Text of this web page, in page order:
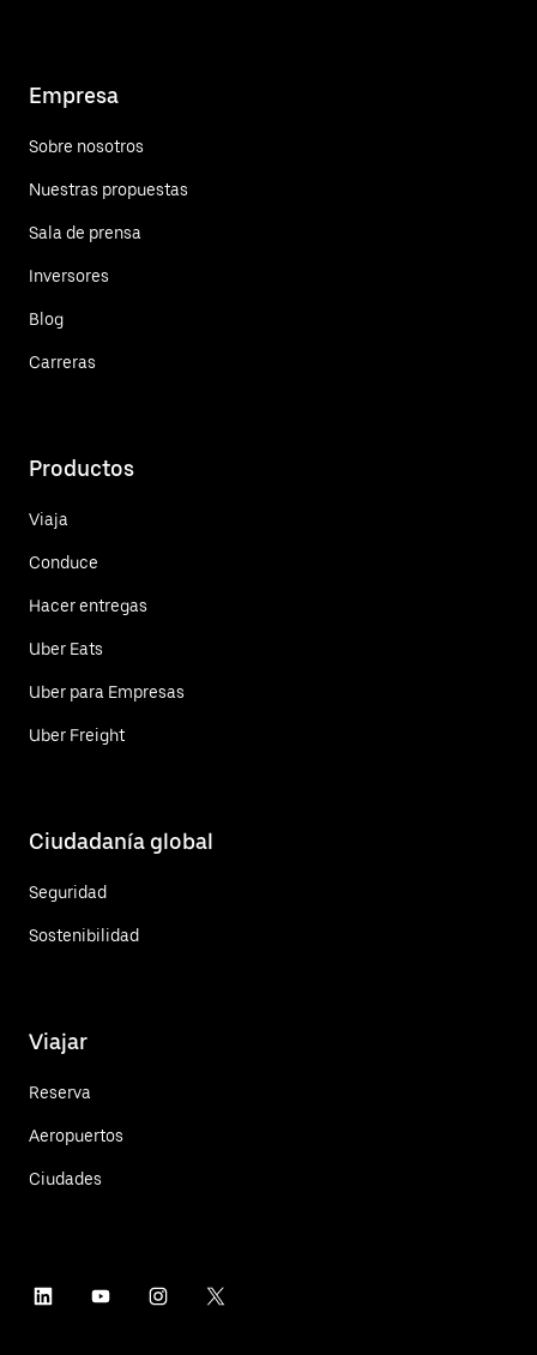
Empresa
Sobre nosotros
Nuestras propuestas
Sala de prensa
Inversores
Blog
Carreras
Productos
Viaja
Conduce
Hacer entregas
Uber Eats
Uber para Empresas
Uber Freight
Ciudadanía global
Seguridad
Sostenibilidad
Viajar
Reserva
Aeropuertos
Ciudades